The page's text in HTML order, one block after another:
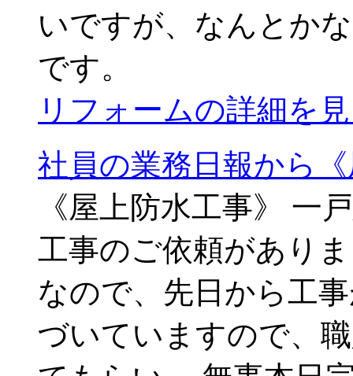
いですが、なんとか
です。
リフォームの詳細を
社員の業務日報から
《屋上防水工事》 一
工事のご依頼があり
なので、先日から工
づいていますので、